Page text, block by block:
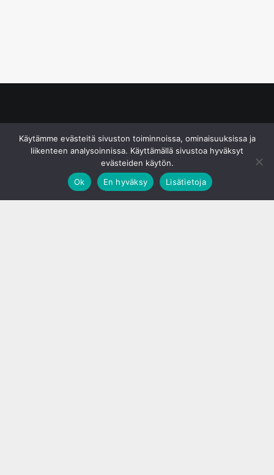
Käytämme evästeitä sivuston toiminnoissa, ominaisuuksissa ja
liikenteen analysoinnissa. Käyttämällä sivustoa hyväksyt
evästeiden käytön.
Ok
En hyväksy Lisätietoja